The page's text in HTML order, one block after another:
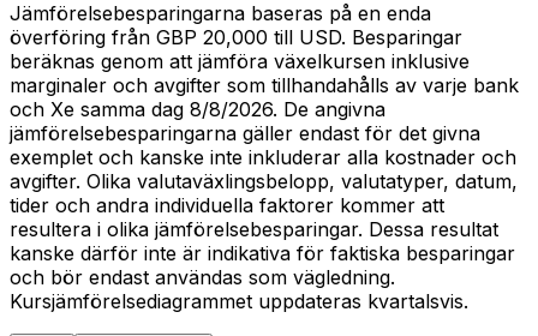
Jämförelsebesparingarna baseras på en enda
överföring från GBP 20,000 till USD. Besparingar
beräknas genom att jämföra växelkursen inklusive
marginaler och avgifter som tillhandahålls av varje bank
och Xe samma dag 8/8/2026. De angivna
jämförelsebesparingarna gäller endast för det givna
exemplet och kanske inte inkluderar alla kostnader och
avgifter. Olika valutaväxlingsbelopp, valutatyper, datum,
tider och andra individuella faktorer kommer att
resultera i olika jämförelsebesparingar. Dessa resultat
kanske därför inte är indikativa för faktiska besparingar
och bör endast användas som vägledning.
Kursjämförelsediagrammet uppdateras kvartalsvis.